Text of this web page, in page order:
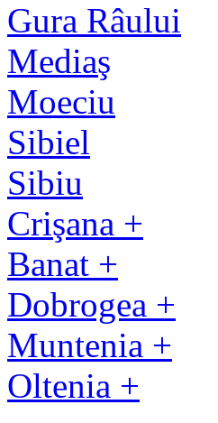
Gura Râului
Mediaş
Moeciu
Sibiel
Sibiu
Crişana +
Banat +
Dobrogea +
Muntenia +
Oltenia +